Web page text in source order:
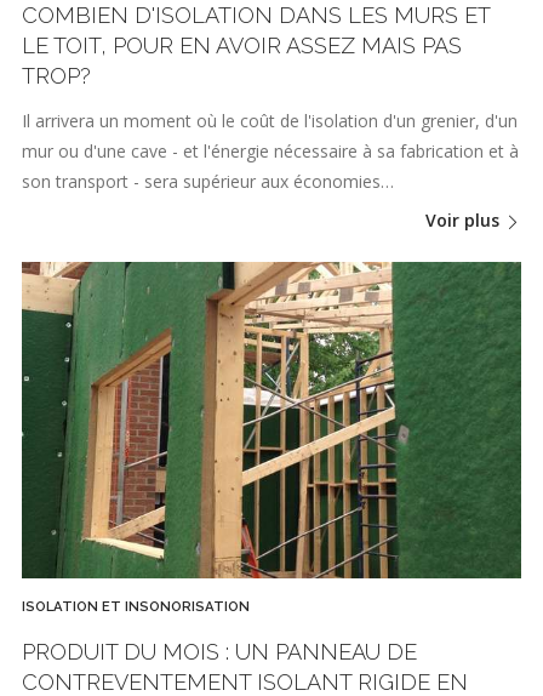
COMBIEN D'ISOLATION DANS LES MURS ET
LE TOIT, POUR EN AVOIR ASSEZ MAIS PAS
TROP?
Il arrivera un moment où le coût de l'isolation d'un grenier, d'un
mur ou d'une cave - et l'énergie nécessaire à sa fabrication et à
son transport - sera supérieur aux économies…
Voir plus
ISOLATION ET INSONORISATION
PRODUIT DU MOIS : UN PANNEAU DE
CONTREVENTEMENT ISOLANT RIGIDE EN